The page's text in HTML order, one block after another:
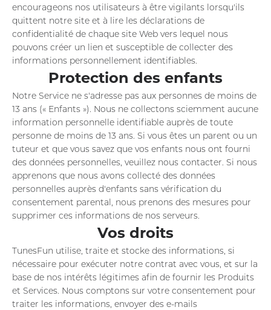
encourageons nos utilisateurs à être vigilants lorsqu'ils
quittent notre site et à lire les déclarations de
confidentialité de chaque site Web vers lequel nous
pouvons créer un lien et susceptible de collecter des
informations personnellement identifiables.
Protection des enfants
Notre Service ne s'adresse pas aux personnes de moins de
13 ans (« Enfants »). Nous ne collectons sciemment aucune
information personnelle identifiable auprès de toute
personne de moins de 13 ans. Si vous êtes un parent ou un
tuteur et que vous savez que vos enfants nous ont fourni
des données personnelles, veuillez nous contacter. Si nous
apprenons que nous avons collecté des données
personnelles auprès d'enfants sans vérification du
consentement parental, nous prenons des mesures pour
supprimer ces informations de nos serveurs.
Vos droits
TunesFun utilise, traite et stocke des informations, si
nécessaire pour exécuter notre contrat avec vous, et sur la
base de nos intérêts légitimes afin de fournir les Produits
et Services. Nous comptons sur votre consentement pour
traiter les informations, envoyer des e-mails